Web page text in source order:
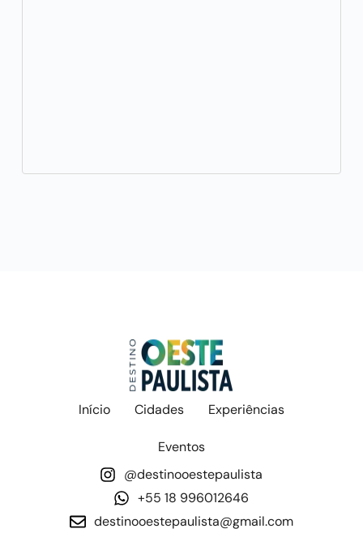
Início Cidades Experiências
Eventos
@destinooestepaulista
+55 18 996012646
destinooestepaulista@gmail.com